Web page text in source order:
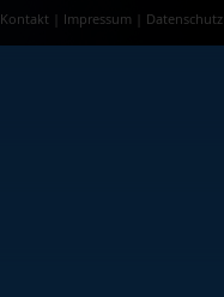
Kontakt Impressum Datenschutz